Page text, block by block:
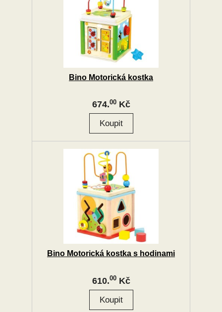
Bino Motorická kostka
674.00Kč
Bino Motorická kostka s hodinami
610.00Kč